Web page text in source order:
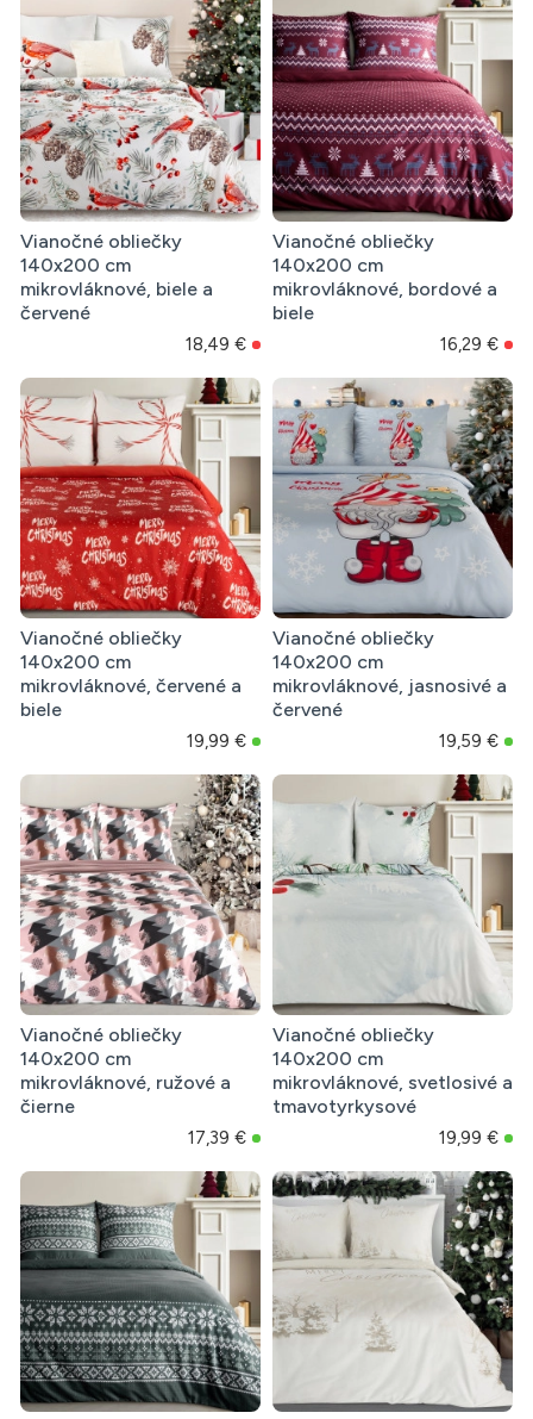
Vianočné obliečky
140x200 cm
mikrovláknové, biele a
červené
18,49 €
Vianočné obliečky
140x200 cm
mikrovláknové, bordové a
biele
16,29 €
Vianočné obliečky
140x200 cm
mikrovláknové, červené a
biele
19,99 €
Vianočné obliečky
140x200 cm
mikrovláknové, jasnosivé a
červené
19,59 €
Vianočné obliečky
140x200 cm
mikrovláknové, ružové a
čierne
17,39 €
Vianočné obliečky
140x200 cm
mikrovláknové, svetlosivé a
tmavotyrkysové
19,99 €